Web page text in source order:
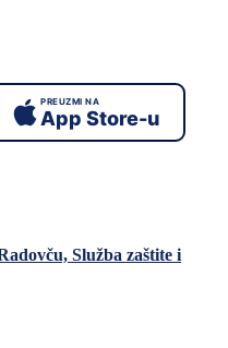
PREUZMI NA
App Store-u
Služba zaštite i